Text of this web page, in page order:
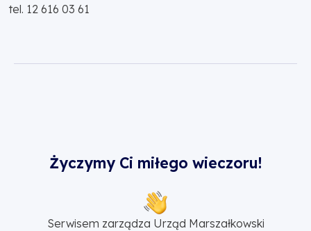
tel. 12 616 03 61
Życzymy Ci miłego wieczoru!
Serwisem zarządza Urząd Marszałkowski